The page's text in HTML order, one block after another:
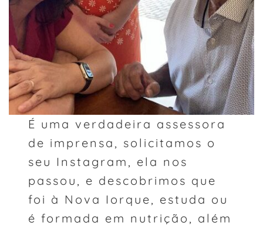
É uma verdadeira assessora
de imprensa, solicitamos o
seu Instagram, ela nos
passou, e descobrimos que
foi à Nova Iorque, estuda ou
é formada em nutrição, além